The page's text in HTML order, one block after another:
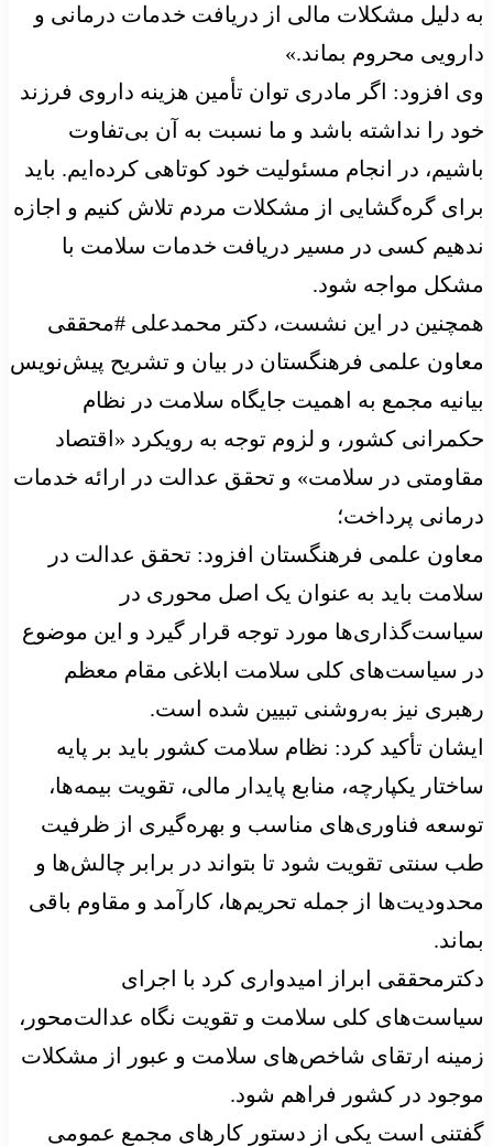
به دلیل مشکلات مالی از دریافت خدمات درمانی و
دارویی محروم بماند.»
وی افزود: اگر مادری توان تأمین هزینه داروی فرزند
خود را نداشته باشد و ما نسبت به آن بی‌تفاوت
باشیم، در انجام مسئولیت خود کوتاهی کرده‌ایم. باید
برای گره‌گشایی از مشکلات مردم تلاش کنیم و اجازه
ندهیم کسی در مسیر دریافت خدمات سلامت با
مشکل مواجه شود.
همچنین در این نشست، دکتر محمدعلی #محققی
معاون علمی فرهنگستان در بیان و تشریح پیش‌نویس
بیانیه مجمع به اهمیت جایگاه سلامت در نظام
حکمرانی کشور، و لزوم توجه به رویکرد «اقتصاد
مقاومتی در سلامت» و تحقق عدالت در ارائه خدمات
درمانی پرداخت؛
معاون علمی فرهنگستان افزود: تحقق عدالت در
سلامت باید به عنوان یک اصل محوری در
سیاست‌گذاری‌ها مورد توجه قرار گیرد و این موضوع
در سیاست‌های کلی سلامت ابلاغی مقام معظم
رهبری نیز به‌روشنی تبیین شده است.
ایشان تأکید کرد: نظام سلامت کشور باید بر پایه
ساختار یکپارچه، منابع پایدار مالی، تقویت بیمه‌ها،
توسعه فناوری‌های مناسب و بهره‌گیری از ظرفیت
طب سنتی تقویت شود تا بتواند در برابر چالش‌ها و
محدودیت‌ها از جمله تحریم‌ها، کارآمد و مقاوم باقی
بماند.
دکترمحققی ابراز امیدواری کرد با اجرای
سیاست‌های کلی سلامت و تقویت نگاه عدالت‌محور،
زمینه ارتقای شاخص‌های سلامت و عبور از مشکلات
موجود در کشور فراهم شود.
گفتنی است یکی از دستور کارهای مجمع عمومی